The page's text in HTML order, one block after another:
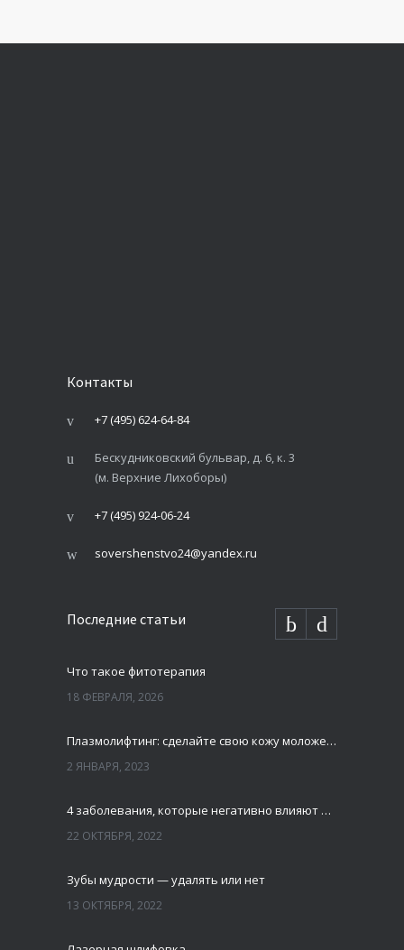
Контакты
+7 (495) 624-64-84
Бескудниковский бульвар, д. 6, к. 3
(м. Верхние Лихоборы)
+7 (495) 924-06-24
sovershenstvo24@yandex.ru
Последние статьи
Что такое фитотерапия
18 ФЕВРАЛЯ, 2026
Плазмолифтинг: сделайте свою кожу моложе и свежей
2 ЯНВАРЯ, 2023
4 заболевания, которые негативно влияют на зубы
22 ОКТЯБРЯ, 2022
Зубы мудрости — удалять или нет
13 ОКТЯБРЯ, 2022